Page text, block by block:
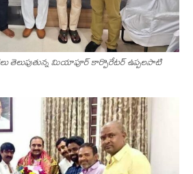
తెలుపుతున్న మియాపూర్ కార్పొరేటర్ ఉప్పలపాటి